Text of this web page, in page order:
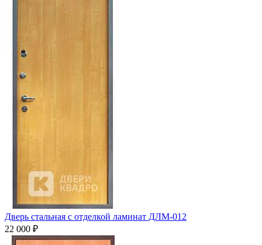
Дверь стальная с отделкой ламинат ДЛМ-012
22 000 ₽